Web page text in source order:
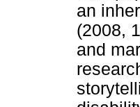
an
(2008,
and